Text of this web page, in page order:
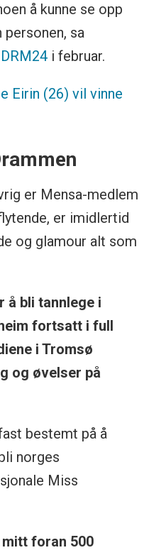
å kunne se opp
sa
i februar.
Eirin (26) vil vinne
er Mensa-medlem
er imidlertid
og glamour alt som
å bli tannlege i
fortsatt i full
i Tromsø
og øvelser på
bestemt på å
norges
Miss
foran 500